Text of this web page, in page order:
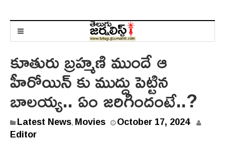
కూతురు బ్రహ్మణి ముందే ఆ
హీరోయిన్ కు ముద్దు పెట్టిన
బాలయ్య.. ఏం జరిగిందంటే..?
Latest News, Movies October 17, 2024O
Editor